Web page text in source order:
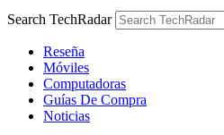
Search TechRadar
Reseña
Móviles
Computadoras
Guías De Compra
Noticias